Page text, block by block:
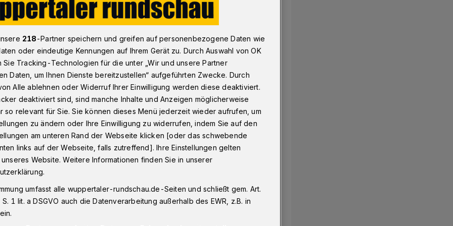
Sinnen
allen Sinnen
Zaubersalon präsentiert Gastmagier
August 2017) ab 20 Uhr in der "börse"
Programm "Mit allen Sinnen! — (K)ein
218-Partner speichern und greifen auf personenbezogene Daten wie
oder eindeutige Kennungen auf Ihrem Gerät zu. Durch Auswahl von OK
Sie Tracking-Technologien für die unter „Wir und unsere Partner
Daten, um Ihnen Dienste bereitzustellen“ aufgeführten Zwecke. Durch
Alle ablehnen oder Widerruf Ihrer Einwilligung werden diese deaktiviert.
deaktiviert sind, sind manche Inhalte und Anzeigen möglicherweise
so relevant für Sie. Sie können dieses Menü jederzeit wieder aufrufen, um
zu ändern oder Ihre Einwilligung zu widerrufen, indem Sie auf den
am unteren Rand der Webseite klicken [oder das schwebende
links auf der Webseite, falls zutreffend]. Ihre Einstellungen gelten
Website. Weitere Informationen finden Sie in unserer
umfasst alle wuppertaler-rundschau.de-Seiten und schließt gem. Art.
1 lit. a DSGVO auch die Datenverarbeitung außerhalb des EWR, z.B. in